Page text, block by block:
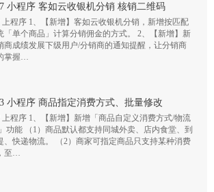
小程序 客如云收银机分销 核销二维码
上程序 1、【新增】客如云收银机分销，新增按匹配
「单个商品」计算分销佣金的方式。 2、【新增】新
商成绩发展下级用户/分销商的通知提醒，让分销商
掌握…
小程序 商品指定消费方式、批量修改
上程序 1、【新增】新增「商品自定义消费方式/物流
功能 （1）商品默认都支持同城外卖、店内食堂、到
、快递物流。 （2）商家可指定商品只支持某种消费
至…